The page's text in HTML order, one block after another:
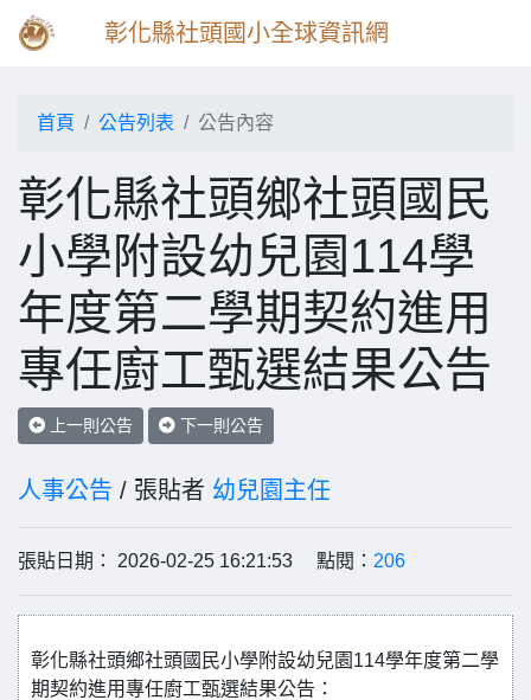
彰化縣社頭國小全球資訊網
首頁 公告列表 公告內容
彰化縣社頭鄉社頭國民
小學附設幼兒園114學
年度第二學期契約進用
專任廚工甄選結果公告
上一則公告 下一則公告
人事公告 / 張貼者 幼兒園主任
張貼日期： 2026-02-25 16:21:53 點閱： 206
彰化縣社頭鄉社頭國民小學附設幼兒園114學年度第二學
期契約進用專任廚工甄選結果公告：